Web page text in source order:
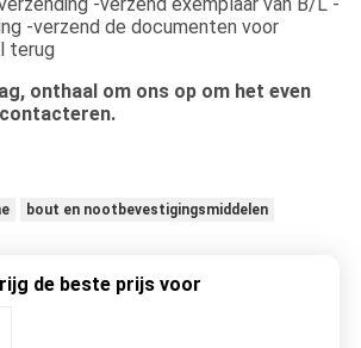
-verzend de documenten voor
terug
onthaal om ons op om het even
bout en nootbevestigingsmiddelen
de beste prijs voor